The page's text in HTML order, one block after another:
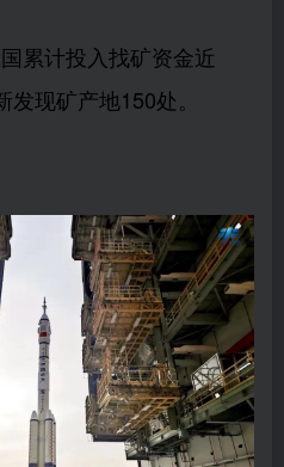
累计投入找矿资金近
现矿产地150处。